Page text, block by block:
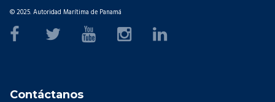
© 2025. Autoridad Marítima de Panamá
Contáctanos